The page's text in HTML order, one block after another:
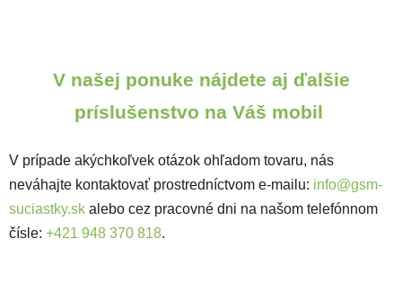
V našej ponuke nájdete aj ďalšie
príslušenstvo na Váš mobil
V prípade akýchkoľvek otázok ohľadom tovaru, nás
neváhajte kontaktovať prostredníctvom e-mailu: info@gsm-
suciastky.sk alebo cez pracovné dni na našom telefónnom
čísle: +421 948 370 818.